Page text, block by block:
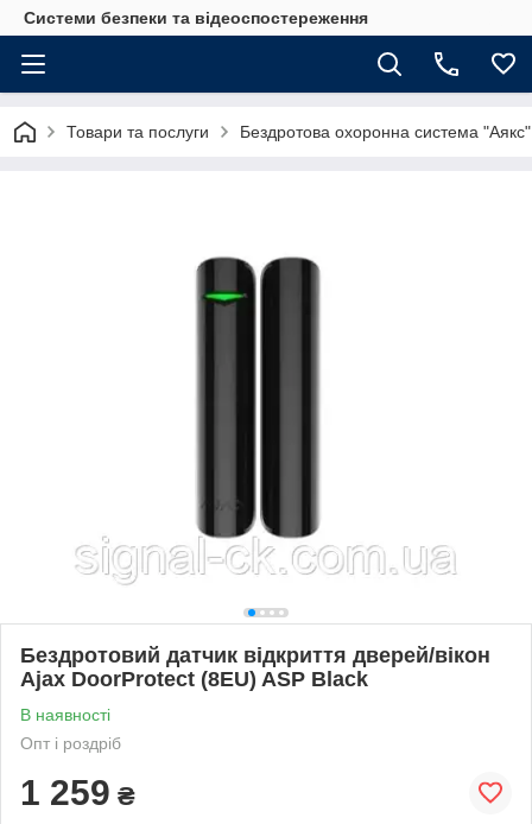
Системи безпеки та відеоспостереження
Товари та послуги Бездротова охоронна система "Аякс"
Бездротовий датчик відкриття дверей/вікон
Ajax DoorProtect (8EU) ASP Black
В наявності
Опт і роздріб
1 259 ₴